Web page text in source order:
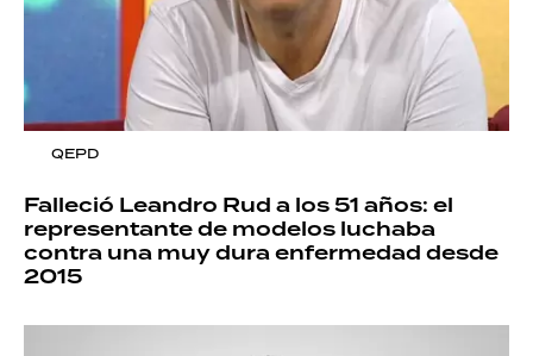
QEPD
Falleció Leandro Rud a los 51 años: el
representante de modelos luchaba
contra una muy dura enfermedad desde
2015